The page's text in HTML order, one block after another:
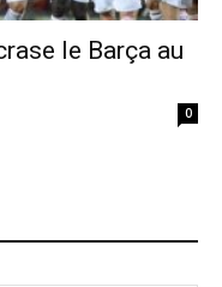
le Barça au
0